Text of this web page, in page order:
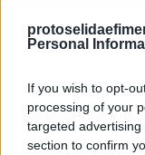
Personal
If you wish to opt-
processing of your
targeted
section to confirm